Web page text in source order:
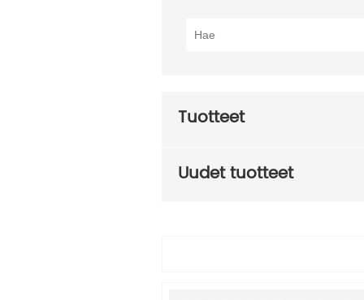
Tuotteet
Uudet tuotteet